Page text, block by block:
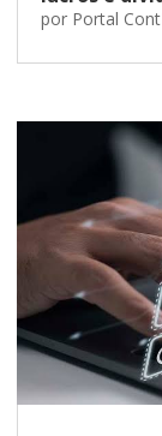
por Portal